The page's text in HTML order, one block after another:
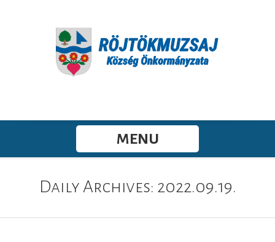
MENU
Daily Archives: 2022.09.19.